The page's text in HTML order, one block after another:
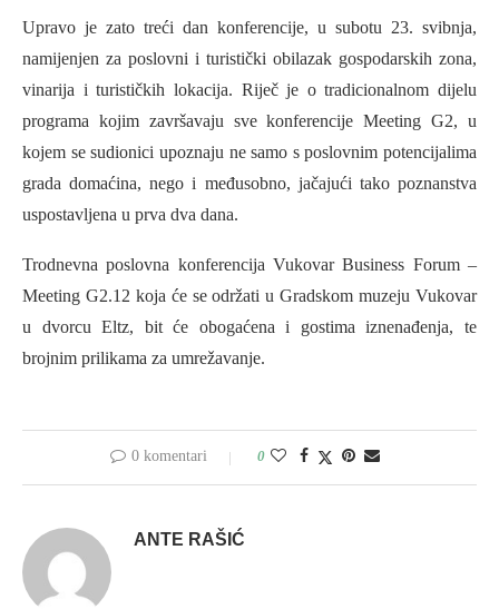
Upravo je zato treći dan konferencije, u subotu 23. svibnja,
namijenjen za poslovni i turistički obilazak gospodarskih zona,
vinarija i turističkih lokacija. Riječ je o tradicionalnom dijelu
programa kojim završavaju sve konferencije Meeting G2, u
kojem se sudionici upoznaju ne samo s poslovnim potencijalima
grada domaćina, nego i međusobno, jačajući tako poznanstva
uspostavljena u prva dva dana.
Trodnevna poslovna konferencija Vukovar Business Forum –
Meeting G2.12 koja će se održati u Gradskom muzeju Vukovar
u dvorcu Eltz, bit će obogaćena i gostima iznenađenja, te
brojnim prilikama za umrežavanje.
0 komentari 0
ANTE RAŠIĆ